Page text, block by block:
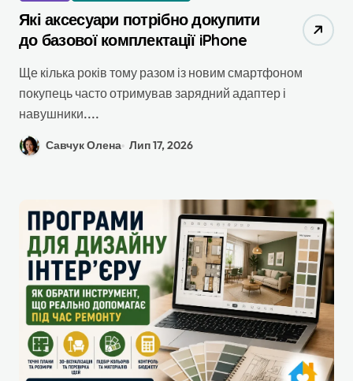
Які аксесуари потрібно докупити
до базової комплектації iPhone
Ще кілька років тому разом із новим смартфоном
покупець часто отримував зарядний адаптер і
навушники....
Савчук Олена Лип 17, 2026